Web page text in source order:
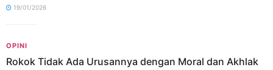
19/01/2026
OPINI
Rokok Tidak Ada Urusannya dengan Moral dan Akhlak